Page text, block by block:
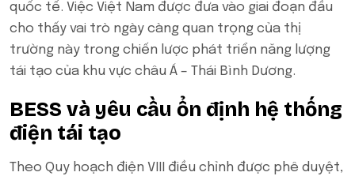
quốc tế. Việc Việt Nam được đưa vào giai đoạn đầu
cho thấy vai trò ngày càng quan trọng của thị
trường này trong chiến lược phát triển năng lượng
tái tạo của khu vực châu Á – Thái Bình Dương.
BESS và yêu cầu ổn định hệ thống
điện tái tạo
Theo Quy hoạch điện VIII điều chỉnh được phê duyệt,